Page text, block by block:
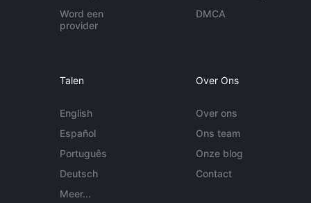
Word een
provider
DMCA
Talen
English
Español
Português
Deutsch
Meer...
Over Ons
Over ons
Ons team
Onze blog
Contact